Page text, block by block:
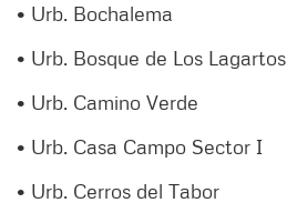
• Urb. Bochalema
• Urb. Bosque de Los Lagartos
• Urb. Camino Verde
• Urb. Casa Campo Sector I
• Urb. Cerros del Tabor